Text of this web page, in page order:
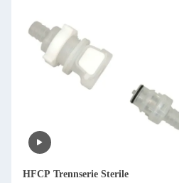
HFCP Trennserie Sterile